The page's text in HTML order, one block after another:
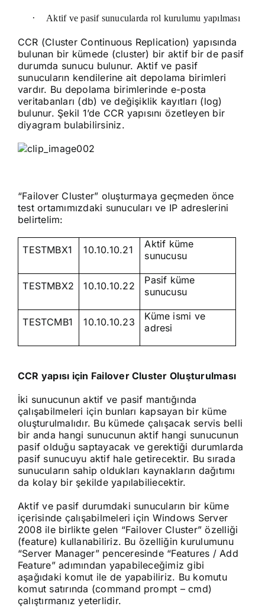
· Aktif ve pasif sunucularda rol kurulumu yapılması
CCR (Cluster Continuous Replication) yapısında
bulunan bir kümede (cluster) bir aktif bir de pasif
durumda sunucu bulunur. Aktif ve pasif
sunucuların kendilerine ait depolama birimleri
vardır. Bu depolama birimlerinde e-posta
veritabanları (db) ve değişiklik kayıtları (log)
bulunur. Şekil 1’de CCR yapısını özetleyen bir
diyagram bulabilirsiniz.
“Failover Cluster” oluşturmaya geçmeden önce
test ortamımızdaki sunucuları ve IP adreslerini
belirtelim:
TESTMBX1 10.10.10.21
Aktif küme
sunucusu
TESTMBX2 10.10.10.22
Pasif küme
sunucusu
TESTCMB1 10.10.10.23
Küme ismi ve
adresi
CCR yapısı için Failover Cluster Oluşturulması
İki sunucunun aktif ve pasif mantığında
çalışabilmeleri için bunları kapsayan bir küme
oluşturulmalıdır. Bu kümede çalışacak servis belli
bir anda hangi sunucunun aktif hangi sunucunun
pasif olduğu saptayacak ve gerektiği durumlarda
pasif sunucuyu aktif hale getirecektir. Bu sırada
sunucuların sahip oldukları kaynakların dağıtımı
da kolay bir şekilde yapılabiliecektir.
Aktif ve pasif durumdaki sunucuların bir küme
içerisinde çalışabilmeleri için Windows Server
2008 ile birlikte gelen “Failover Cluster” özelliği
(feature) kullanabiliriz. Bu özelliğin kurulumunu
“Server Manager” penceresinde “Features / Add
Feature” adımından yapabileceğimiz gibi
aşağıdaki komut ile de yapabiliriz. Bu komutu
komut satırında (command prompt – cmd)
çalıştırmanız yeterlidir.